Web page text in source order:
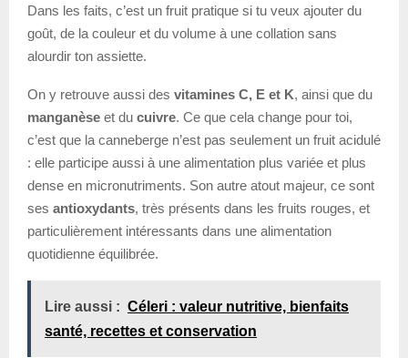
Dans les faits, c’est un fruit pratique si tu veux ajouter du
goût, de la couleur et du volume à une collation sans
alourdir ton assiette.
On y retrouve aussi des vitamines C, E et K, ainsi que du
manganèse et du cuivre. Ce que cela change pour toi,
c’est que la canneberge n’est pas seulement un fruit acidulé
: elle participe aussi à une alimentation plus variée et plus
dense en micronutriments. Son autre atout majeur, ce sont
ses antioxydants, très présents dans les fruits rouges, et
particulièrement intéressants dans une alimentation
quotidienne équilibrée.
Lire aussi : Céleri : valeur nutritive, bienfaits
santé, recettes et conservation